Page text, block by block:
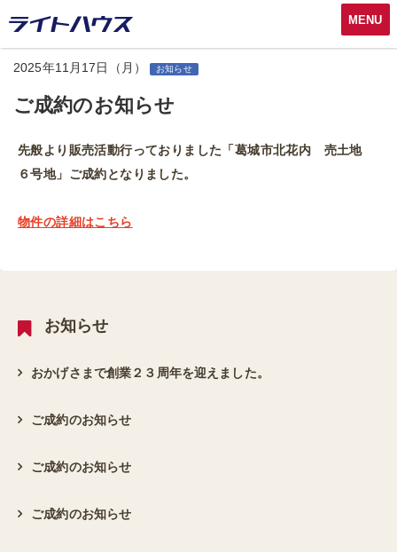
MENU
2025年11月17日（月） お知らせ
ご成約のお知らせ
先般より販売活動行っておりました「葛城市北花内 売土地
６号地」ご成約となりました。
物件の詳細はこちら
お知らせ
おかげさまで創業２３周年を迎えました。
ご成約のお知らせ
ご成約のお知らせ
ご成約のお知らせ